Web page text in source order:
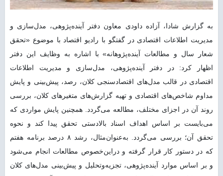
به گزارش شادا، آزاده داودی معاون دفتر آینده‌پژوهی، مدل‌سازی و
مدیریت اطلاعات اقتصادی در گفتگو با رادیو اقتصاد با موضوع «تحقق
شعار سال و مطالعات آینده‌پژوهانه» با اشاره به وظایف این دفتر
اظهار کرد: در دفتر آینده‌پژوهی، مدل‌سازی و مدیریت اطلاعات
اقتصادی در قالب مدل‌های اقتصادسنجی کلان، رصد، پیش‌بینی و پایش
مداوم شاخص‌های اقتصادی و تهیه گزارش‌های متغیرهای کلان، بررسی
روند آن در اجزای مختلف، مطالعه می‌گردد. همچنین پایش مواردی که
می‌بایست بر اساس اهداف اسناد بالادستی تحقق پیدا کند و نحوه
تحقق آن؛ بررسی می‌گردد. به‌عنوان‌مثال، رشد ۸ درصد برنامه هفتم
که در دستور کار قرار گرفته و دراین‌خصوص مطالعات انجام می‌شود
و بر اساس موارد آینده‌پژوهی، تجزیه‌وتحلیل و پیش‌بینی مدل‌های کلان